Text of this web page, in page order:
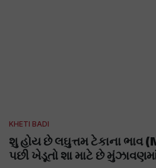
KHETI BADI
શુ હોય છે લઘુત્તમ ટેકાના ભાવ
પછી ખેડૂતો શા માટે છે